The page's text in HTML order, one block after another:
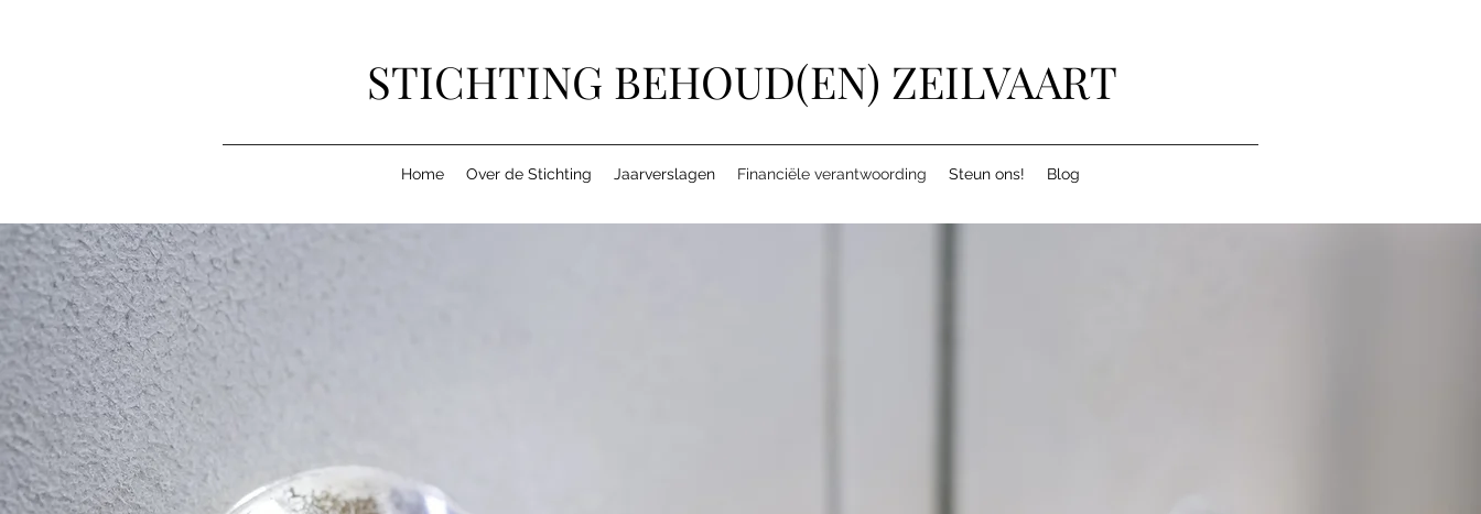
STICHTING BEHOUD(EN) ZEILVAART
Home Over de Stichting Jaarverslagen Financiële verantwoording Steun ons! Blog